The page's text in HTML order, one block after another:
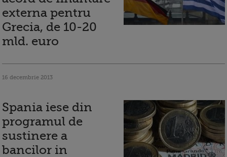
externa pentru
Grecia, de 10-20
mld. euro
16 decembrie 2013
Spania iese din
programul de
sustinere a
bancilor in